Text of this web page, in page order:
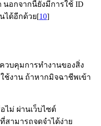
นอกจากนี้ยังมีการใช้ ID
ได้อีกด้วย[10]
วบคุมการทำงานของสิ่ง
ช้งาน ถ้าหากมิจฉาชีพเข้า
ม่ ผ่านเว็บไซต์
สามารถจดจำได้ง่าย